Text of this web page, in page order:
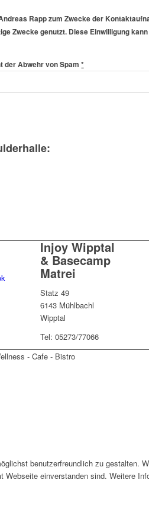
Rapp zum Zwecke der
Zwecke genutzt. Diese Einwilligung
der Abwehr von Spam *
Injoy Wipptal
& Basecamp
Matrei
Statz 49
6143 Mühlbachl
Wipptal
Tel: 05273/77066
- Cafe - Bistro
benutzerfreundlich zu gestalten.
Webseite einverstanden sind. Weitere